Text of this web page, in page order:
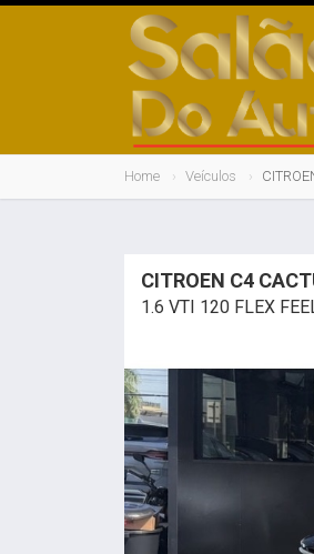
Home Veículos
CITROEN C4
1.6 VTI 120 FLEX